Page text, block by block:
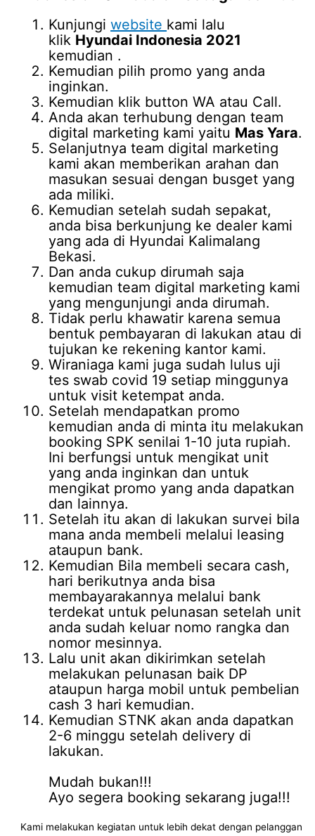
Kunjungiwebsite kami lalu
klik Hyundai Indonesia 2021
kemudian .
Kemudian pilih promo yang anda
inginkan.
Kemudian klik button WA atau Call.
Anda akan terhubung dengan team
digital marketing kami yaitu Mas Yara.
Selanjutnya team digital marketing
kami akan memberikan arahan dan
masukan sesuai dengan busget yang
ada miliki.
Kemudian setelah sudah sepakat,
anda bisa berkunjung ke dealer kami
yang ada di Hyundai Kalimalang
Bekasi.
Dan anda cukup dirumah saja
kemudian team digital marketing kami
yang mengunjungi anda dirumah.
Tidak perlu khawatir karena semua
bentuk pembayaran di lakukan atau di
tujukan ke rekening kantor kami.
Wiraniaga kami juga sudah lulus uji
tes swab covid 19 setiap minggunya
untuk visit ketempat anda.
Setelah mendapatkan promo
kemudian anda di minta itu melakukan
booking SPK senilai 1-10 juta rupiah.
Ini berfungsi untuk mengikat unit
yang anda inginkan dan untuk
mengikat promo yang anda dapatkan
dan lainnya.
Setelah itu akan di lakukan survei bila
mana anda membeli melalui leasing
ataupun bank.
Kemudian Bila membeli secara cash,
hari berikutnya anda bisa
membayarakannya melalui bank
terdekat untuk pelunasan setelah unit
anda sudah keluar nomo rangka dan
nomor mesinnya.
Lalu unit akan dikirimkan setelah
melakukan pelunasan baik DP
ataupun harga mobil untuk pembelian
cash 3 hari kemudian.
Kemudian STNK akan anda dapatkan
2-6 minggu setelah delivery di
lakukan.
Mudah bukan!!!
Ayo segera booking sekarang juga!!!
Kami melakukan kegiatan untuk lebih dekat dengan pelanggan